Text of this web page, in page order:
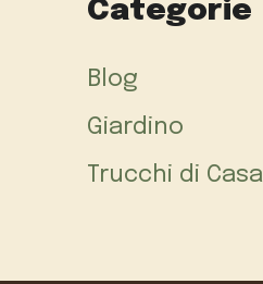
Categorie
Blog
Giardino
Trucchi di Casa